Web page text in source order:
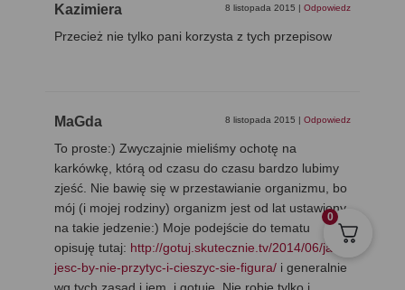
Kazimiera 8 listopada 2015 | Odpowiedz
Przecież nie tylko pani korzysta z tych przepisow
MaGda 8 listopada 2015 | Odpowiedz
To proste:) Zwyczajnie mieliśmy ochotę na
karkówkę, którą od czasu do czasu bardzo lubimy
zjeść. Nie bawię się w przestawianie organizmu, bo
mój (i mojej rodziny) organizm jest od lat ustawiony
na takie jedzenie:) Moje podejście do tematu
opisuję tutaj: http://gotuj.skutecznie.tv/2014/06/jak-
jesc-by-nie-przytyc-i-cieszyc-sie-figura/ i generalnie
0